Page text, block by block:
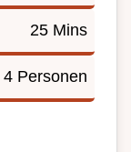
25 Mins
4 Personen